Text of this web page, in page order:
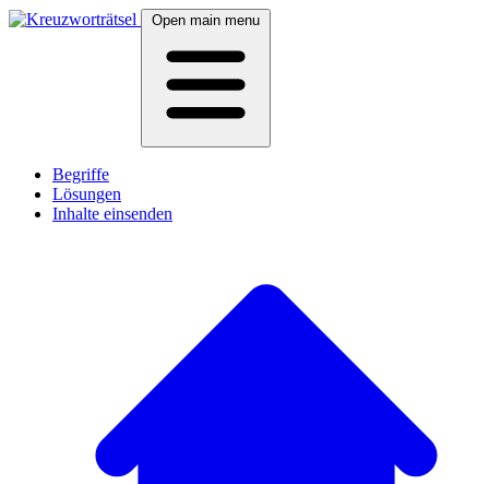
Open main menu
Begriffe
Lösungen
Inhalte einsenden